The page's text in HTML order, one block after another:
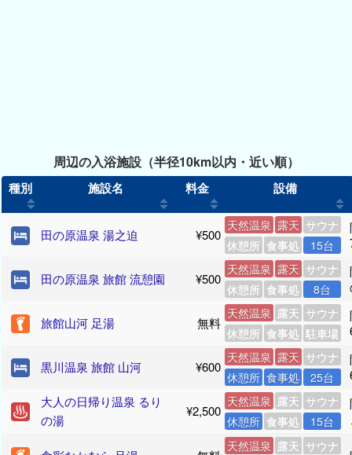
周辺の入浴施設（半径10km以内・近い順）
種別 施設名 料金 設備
田の原温泉 湯之迫 ¥500
天然温泉 露天 サウナ
休憩所 食事処 15台
田の原温泉 旅館 流憩園 ¥500
天然温泉 露天 サウナ
休憩所 食事処 8台
旅館山河 足湯 無料
天然温泉 露天 サウナ
休憩所 食事処 駐車場
黒川温泉 旅館 山河 ¥600
天然温泉 露天 サウナ
休憩所 食事処 25台
大人の日帰り温泉 るり
の湯
¥2,500
天然温泉 露天 サウナ
休憩所 食事処 15台
天然温泉 露天 サウナ